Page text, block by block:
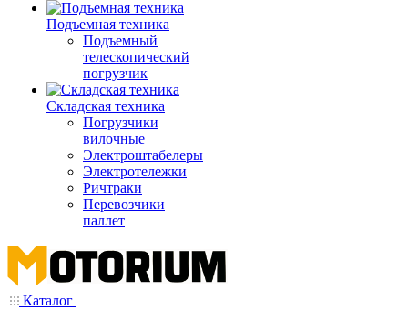
Подъемная техника
Подъемный
телескопический
погрузчик
Складская техника
Погрузчики
вилочные
Электроштабелеры
Электротележки
Ричтраки
Перевозчики
паллет
Каталог